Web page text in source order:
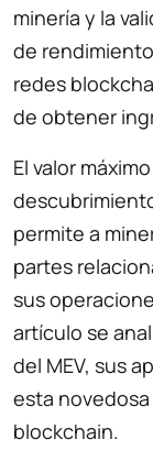
minería y la
de
redes
de obtener
El valor
permite a
partes
sus
artículo se
del MEV, sus
esta
blockchain.